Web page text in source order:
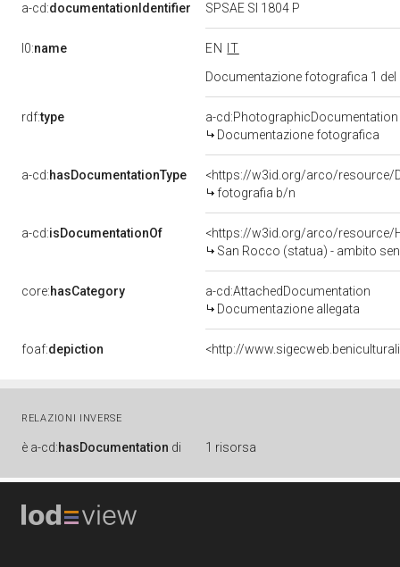
a-cd:documentationIdentifier SPSAE SI 1804 P
l0:name EN
IT
Documentazione fotografica 1
rdf:type
a-cd:PhotographicDocumentation
Documentazione fotografica
a-cd:hasDocumentationType
<https://w3id.org/arco/resource/
fotografia b/n
a-cd:isDocumentationOf
<https://w3id.org/arco/resource/
San Rocco (statua) - ambito
core:hasCategory
a-cd:AttachedDocumentation
Documentazione allegata
foaf:depiction <http://
RELAZIONI INVERSE
è a-cd:hasDocumentation di 1 risorsa